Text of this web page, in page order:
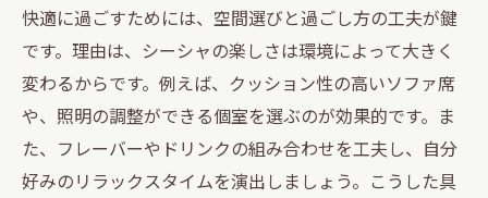
快適に過ごすためには、空間選びと過ごし方の工夫が鍵
です。理由は、シーシャの楽しさは環境によって大きく
変わるからです。例えば、クッション性の高いソファ席
や、照明の調整ができる個室を選ぶのが効果的です。ま
た、フレーバーやドリンクの組み合わせを工夫し、自分
好みのリラックスタイムを演出しましょう。こうした具